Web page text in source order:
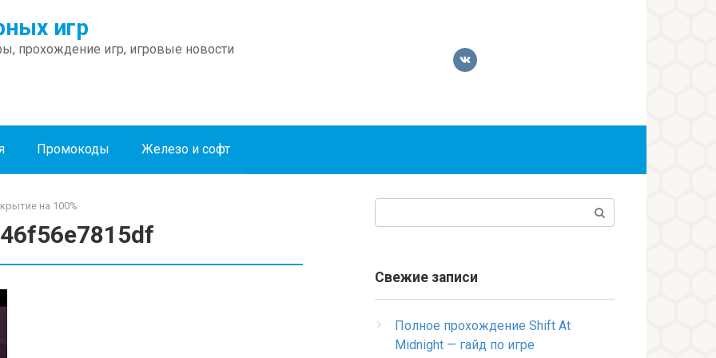
игр
прохождение игр, игровые новости
Промокоды Железо и софт
на 100%
Свежие записи
Полное прохождение Shift At
Midnight — гайд по игре